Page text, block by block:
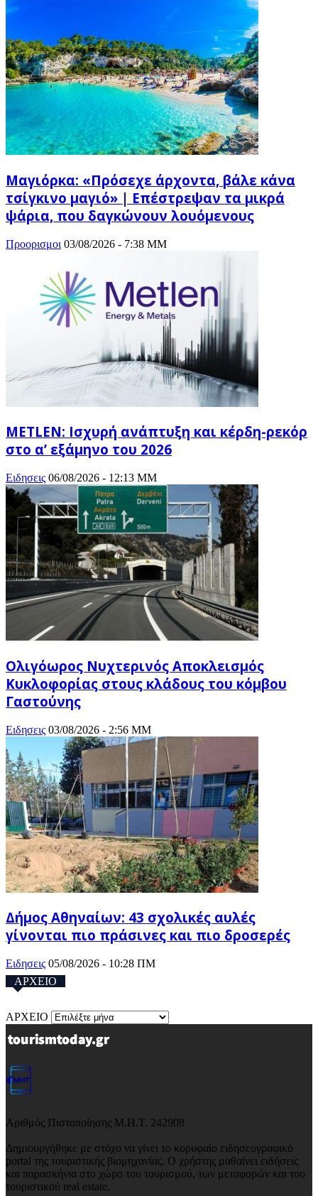
Μαγιόρκα: «Πρόσεχε άρχοντα, βάλε κάνα
τσίγκινο μαγιό» | Επέστρεψαν τα μικρά
ψάρια, που δαγκώνουν λουόμενους
Προορισμοι 03/08/2026 - 7:38 ΜΜ
METLEN: Ισχυρή ανάπτυξη και κέρδη-ρεκόρ
στο α’ εξάμηνο του 2026
Ειδησεις 06/08/2026 - 12:13 ΜΜ
Ολιγόωρος Νυχτερινός Αποκλεισμός
Κυκλοφορίας στους κλάδους του κόμβου
Γαστούνης
Ειδησεις 03/08/2026 - 2:56 ΜΜ
Δήμος Αθηναίων: 43 σχολικές αυλές
γίνονται πιο πράσινες και πιο δροσερές
Ειδησεις 05/08/2026 - 10:28 ΠΜ
ΑΡΧΕΙΟ
ΑΡΧΕΙΟ
Αριθμός Πιστοποίησης Μ.Η.Τ. 242908
Δημιουργήθηκε με στόχο να γίνει το κορυφαίο ειδησεογραφικό
portal της τουριστικής βιομηχανίας. Ο χρήστης μαθαίνει ειδήσεις
και παρασκήνια στο χώρο του τουρισμού, των μεταφορών και του
τουριστικού real estate.